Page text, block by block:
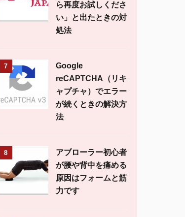
ら再度お試しくださ
い」と出たときの対
処法
7
Google
reCAPTCHA（リキ
ャプチャ）でエラー
が続くときの解決方
法
8
アブローラー初心者
が腰や背中を痛める
原因はフォームと筋
力です